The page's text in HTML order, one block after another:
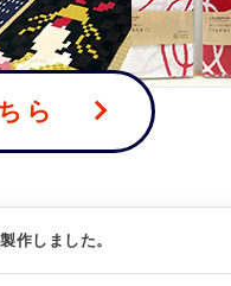
ら
作しました。